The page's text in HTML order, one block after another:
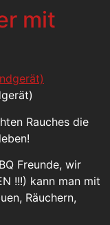
mit
Rauches die
Freunde, wir
!!!) kann man mit
Räuchern,